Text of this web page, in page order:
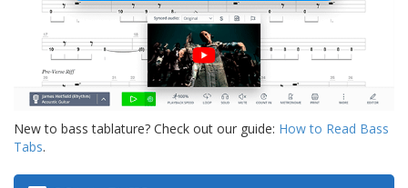
New to bass tablature? Check out our guide: How to Read Bass
Tabs.